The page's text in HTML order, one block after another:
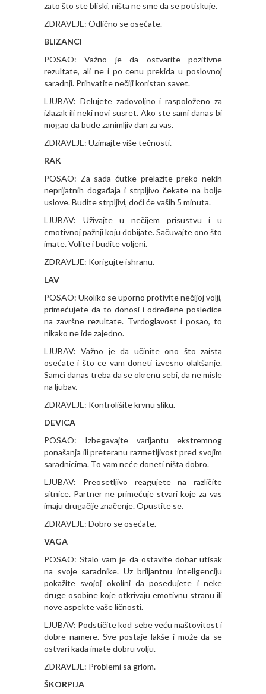
zato što ste bliski, ništa ne sme da se potiskuje.
ZDRAVLJE: Odlično se osećate.
BLIZANCI
POSAO: Važno je da ostvarite pozitivne
rezultate, ali ne i po cenu prekida u poslovnoj
saradnji. Prihvatite nečiji koristan savet.
LJUBAV: Delujete zadovoljno i raspoloženo za
izlazak ili neki novi susret. Ako ste sami danas bi
mogao da bude zanimljiv dan za vas.
ZDRAVLJE: Uzimajte više tečnosti.
RAK
POSAO: Za sada ćutke prelazite preko nekih
neprijatnih događaja i strpljivo čekate na bolje
uslove. Budite strpljivi, doći će vaših 5 minuta.
LJUBAV: Uživajte u nečijem prisustvu i u
emotivnoj pažnji koju dobijate. Sačuvajte ono što
imate. Volite i budite voljeni.
ZDRAVLJE: Korigujte ishranu.
LAV
POSAO: Ukoliko se uporno protivite nečijoj volji,
primećujete da to donosi i određene posledice
na završne rezultate. Tvrdoglavost i posao, to
nikako ne ide zajedno.
LJUBAV: Važno je da učinite ono što zaista
osećate i što ce vam doneti izvesno olakšanje.
Samci danas treba da se okrenu sebi, da ne misle
na ljubav.
ZDRAVLJE: Kontrolišite krvnu sliku.
DEVICA
POSAO: Izbegavajte varijantu ekstremnog
ponašanja ili preteranu razmetljivost pred svojim
saradnicima. To vam neće doneti ništa dobro.
LJUBAV: Preosetljivo reagujete na različite
sitnice. Partner ne primećuje stvari koje za vas
imaju drugačije značenje. Opustite se.
ZDRAVLJE: Dobro se osećate.
VAGA
POSAO: Stalo vam je da ostavite dobar utisak
na svoje saradnike. Uz briljantnu inteligenciju
pokažite svojoj okolini da posedujete i neke
druge osobine koje otkrivaju emotivnu stranu ili
nove aspekte vaše ličnosti.
LJUBAV: Podstičite kod sebe veću maštovitost i
dobre namere. Sve postaje lakše i može da se
ostvari kada imate dobru volju.
ZDRAVLJE: Problemi sa grlom.
ŠKORPIJA